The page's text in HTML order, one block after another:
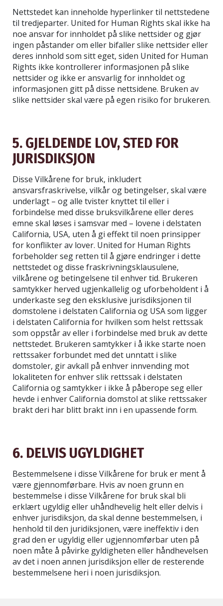
Nettstedet kan inneholde hyperlinker til nettstedene
til tredjeparter. United for Human Rights skal ikke ha
noe ansvar for innholdet på slike nettsider og gjør
ingen påstander om eller bifaller slike nettsider eller
deres innhold som sitt eget, siden United for Human
Rights ikke kontrollerer informasjonen på slike
nettsider og ikke er ansvarlig for innholdet og
informasjonen gitt på disse nettsidene. Bruken av
slike nettsider skal være på egen risiko for brukeren.
5. GJELDENDE LOV, STED FOR
JURISDIKSJON
Disse Vilkårene for bruk, inkludert
ansvarsfraskrivelse, vilkår og betingelser, skal være
underlagt – og alle tvister knyttet til eller i
forbindelse med disse bruksvilkårene eller deres
emne skal løses i samsvar med – lovene i delstaten
California, USA, uten å gi effekt til noen prinsipper
for konflikter av lover. United for Human Rights
forbeholder seg retten til å gjøre endringer i dette
nettstedet og disse fraskrivningsklausulene,
vilkårene og betingelsene til enhver tid. Brukeren
samtykker herved ugjenkallelig og uforbeholdent i å
underkaste seg den eksklusive jurisdiksjonen til
domstolene i delstaten California og USA som ligger
i delstaten California for hvilken som helst rettssak
som oppstår av eller i forbindelse med bruk av dette
nettstedet. Brukeren samtykker i å ikke starte noen
rettssaker forbundet med det unntatt i slike
domstoler, gir avkall på enhver innvending mot
lokaliteten for enhver slik rettssak i delstaten
California og samtykker i ikke å påberope seg eller
hevde i enhver California domstol at slike rettssaker
brakt deri har blitt brakt inn i en upassende form.
6. DELVIS UGYLDIGHET
Bestemmelsene i disse Vilkårene for bruk er ment å
være gjennomførbare. Hvis av noen grunn en
bestemmelse i disse Vilkårene for bruk skal bli
erklært ugyldig eller uhåndhevelig helt eller delvis i
enhver jurisdiksjon, da skal denne bestemmelsen, i
henhold til den juridiksjonen, være ineffektiv i den
grad den er ugyldig eller ugjennomførbar uten på
noen måte å påvirke gyldigheten eller håndhevelsen
av det i noen annen jurisdiksjon eller de resterende
bestemmelsene heri i noen jurisdiksjon.